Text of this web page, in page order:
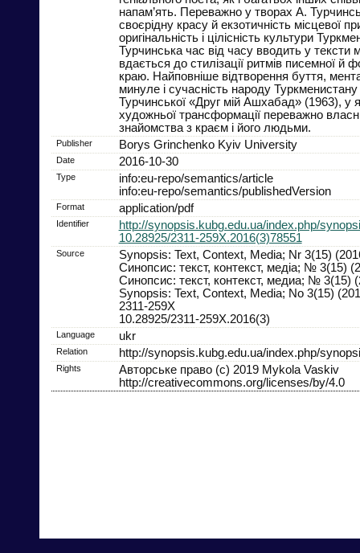
напам’ять. Переважно у творах А.
своєрідну красу й екзотичність місцевої
оригінальність і цілісність культури
Турчинська час від часу вводить у тексти
вдається до стилізації ритмів писемної й
краю. Найповніше відтворення буття,
минуле і сучасність народу
Турчинської «Друг мій Ашхабад» (1963), у
художньої трансформації переважно
знайомства з краєм і його людьми.
Publisher Borys Grinchenko Kyiv University
Date 2016-10-30
Type
info:eu-repo/semantics/article
info:eu-repo/semantics/publishedVersion
Format application/pdf
Identifier
http://synopsis.kubg.edu.ua/index.php/
10.28925/2311-259X.2016(3)78551
Source
Synopsis: Text, Context, Media; Nr 3(15)
Синопсис: текст, контекст, медіа; № 3(15)
Синопсис: текст, контекст, медиа; № 3(15)
Synopsis: Text, Context, Media; No 3(15)
2311-259X
10.28925/2311-259X.2016(3)
Language ukr
Relation http://synopsis.kubg.edu.ua/index.php/
Rights
Авторське право (c) 2019 Mykola Vaskiv
http://creativecommons.org/licenses/by/4.0